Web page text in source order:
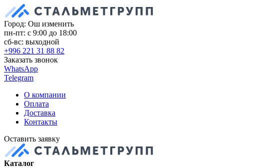
Город: Ош изменить
пн-пт: с 9:00 до 18:00
сб-вс: выходной
+996 221 31 88 82
Заказать звонок
WhatsApp
Telegram
О компании
Оплата
Доставка
Контакты
Оставить заявку
Каталог